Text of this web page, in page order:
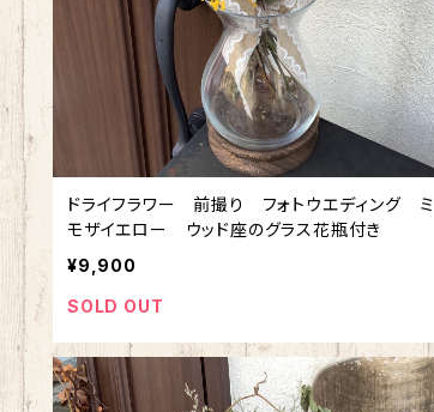
ドライフラワー 前撮り フォトウエディング ミ
モザイエロー ウッド座のグラス花瓶付き
¥9,900
SOLD OUT